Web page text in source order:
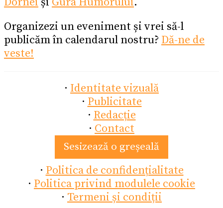
Organizezi un eveniment și vrei să-l
publicăm în calendarul nostru? Dă-ne de
veste!
· Identitate vizuală
· Publicitate
· Redacție
· Contact
Sesizează o greșeală
· Politica de confidențialitate
· Politica privind modulele cookie
· Termeni și condiții